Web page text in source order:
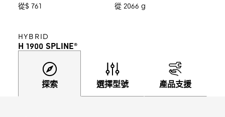
從$ 761 從 2066 g
HYBRID
H 1900 SPLINE®
探索 選擇型號 產品支援